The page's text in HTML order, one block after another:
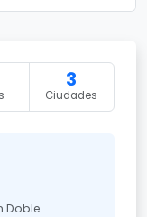
3
Ciudades
Doble